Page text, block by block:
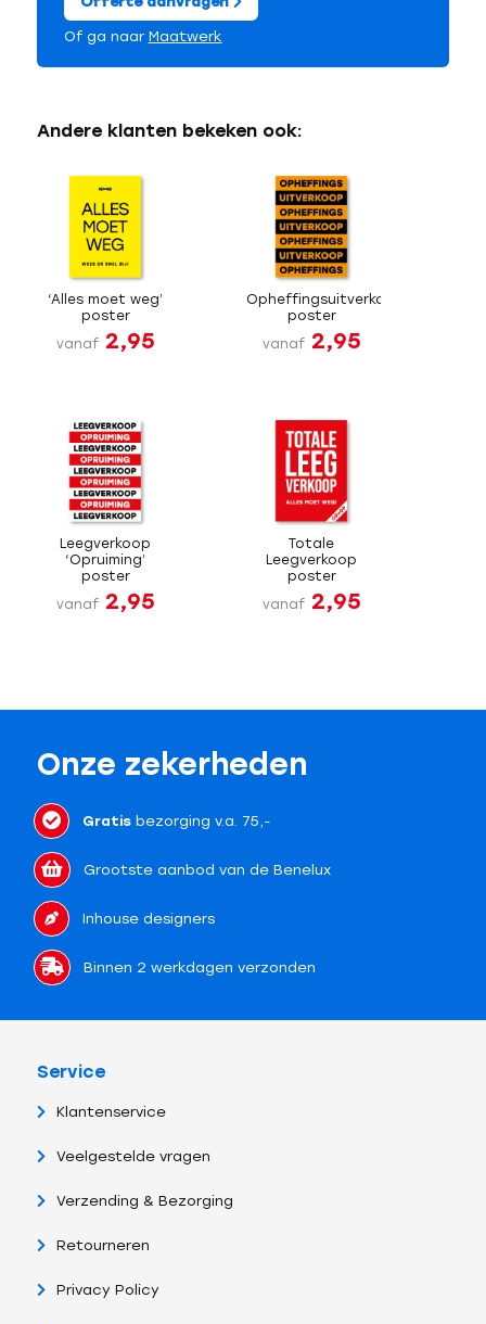
Of ga naar Maatwerk
Andere klanten bekeken ook:
‘Alles moet weg’
poster
vanaf 2,95
Opheffingsuitverkoop
poster
vanaf 2,95
Leegverkoop
‘Opruiming’
poster
vanaf 2,95
Totale
Leegverkoop
poster
vanaf 2,95
Onze zekerheden
Gratisbezorging v.a. 75,-
Grootste aanbod van de Benelux
Inhouse designers
Binnen 2 werkdagen verzonden
Service
Klantenservice
Veelgestelde vragen
Verzending & Bezorging
Retourneren
Privacy Policy